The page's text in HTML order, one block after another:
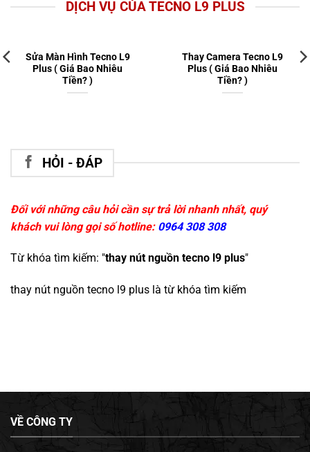
DỊCH VỤ CỦA TECNO L9 PLUS
Sửa Màn Hình Tecno L9
Plus ( Giá Bao Nhiêu
Tiền? )
Thay Camera Tecno L9
Plus ( Giá Bao Nhiêu
Tiền? )
HỎI - ĐÁP
Đối với những câu hỏi cần sự trả lời nhanh nhất, quý
khách vui lòng gọi số hotline: 0964 308 308
Từ khóa tìm kiếm: "thay nút nguồn tecno l9 plus"
thay nút nguồn tecno l9 plus là từ khóa tìm kiếm
VỀ CÔNG TY